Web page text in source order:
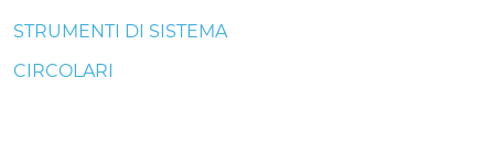
STRUMENTI DI SISTEMA
CIRCOLARI